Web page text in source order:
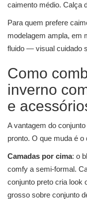
caimento médio. Calça
Para quem prefere
modelagem ampla, em
fluido — visual cuidado
Como
inverno
e
A vantagem do
pronto. O que muda é
Camadas por cima: o
comfy a semi-formal.
conjunto preto cria look
grosso sobre conjunto